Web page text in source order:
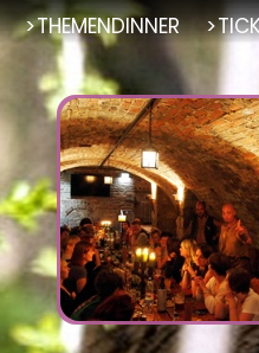
THEMENDINNER